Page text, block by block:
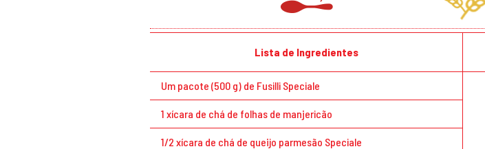
Lista de Ingredientes
Um pacote (500 g) de Fusilli Speciale
1 xícara de chá de folhas de manjericão
1/2 xícara de chá de queijo parmesão Speciale